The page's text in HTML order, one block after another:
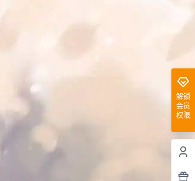
解锁
会员
权限